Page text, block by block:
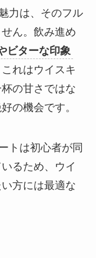
力は、そのフル
ん。飲み進め
ビターな印象
れはウイスキ
の甘さではな
の機会です。
トは初心者が同
るため、ウイ
方には最適な